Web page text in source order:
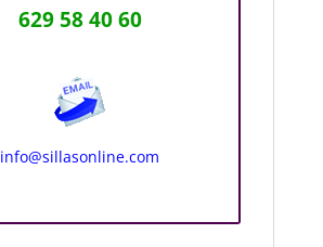
629 58 40 60
info@sillasonline.com